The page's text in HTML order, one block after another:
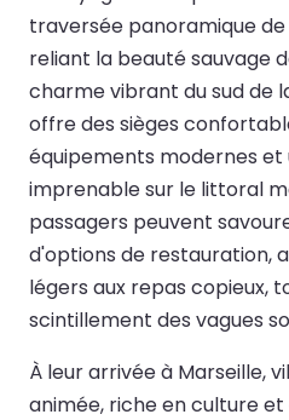
traversée panoramique
reliant la beauté sauvage
charme vibrant du sud de
offre des sièges
équipements modernes et
imprenable sur le littoral
passagers peuvent
d'options de restauration,
légers aux repas copieux,
scintillement des vagues
À leur arrivée à Marseille,
animée, riche en culture et